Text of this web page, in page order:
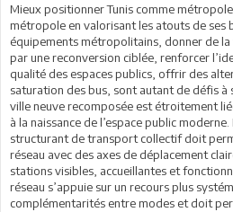
Mieux positionner Tunis comme
métropole en valorisant les atouts de ses
équipements métropolitains, donner de
par une reconversion ciblée, renforcer
qualité des espaces publics, offrir des
saturation des bus, sont autant de défis à
ville neuve recomposée est étroitement
à la naissance de l’espace public
structurant de transport collectif doit
réseau avec des axes de déplacement
stations visibles, accueillantes et
réseau s’appuie sur un recours plus
complémentarités entre modes et doit